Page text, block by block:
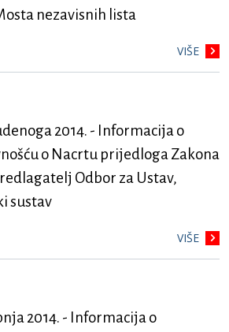
nezavisnih lista
VIŠE
2014. - Informacija o
o Nacrtu prijedloga Zakona
Odbor za Ustav,
sustav
VIŠE
2014. - Informacija o